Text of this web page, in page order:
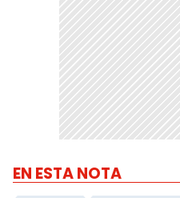
EN ESTA NOTA